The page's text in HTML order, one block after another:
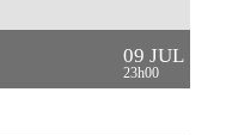
09 JUL
23h00